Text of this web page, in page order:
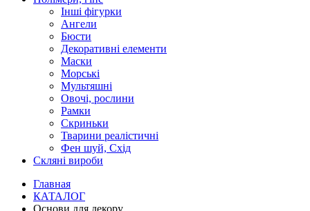
Інші фігурки
Ангели
Бюсти
Декоративні елементи
Маски
Морські
Мультяшні
Овочі, рослини
Рамки
Скриньки
Тварини реалістичні
Фен шуй, Схід
Скляні вироби
Главная
КАТАЛОГ
Основи для декору